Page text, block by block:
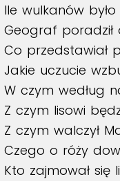
Ile wulkanów
Geograf poradził
Co przedstawiał
Jakie uczucie
W czym według
Z czym lisowi
Z czym walczył
Czego o róży
Kto zajmował się